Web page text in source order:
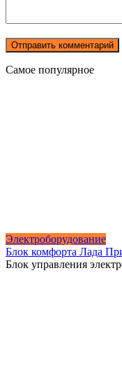
Самое популярное
Электроборудование
Блок комфорта Лада
Блок управления